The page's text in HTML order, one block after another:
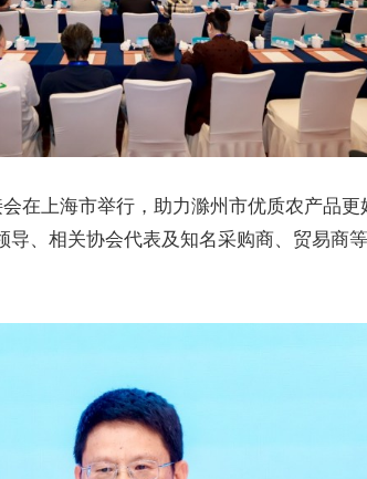
在上海市举行，助力滁州市优质农产品
、相关协会代表及知名采购商、贸易商